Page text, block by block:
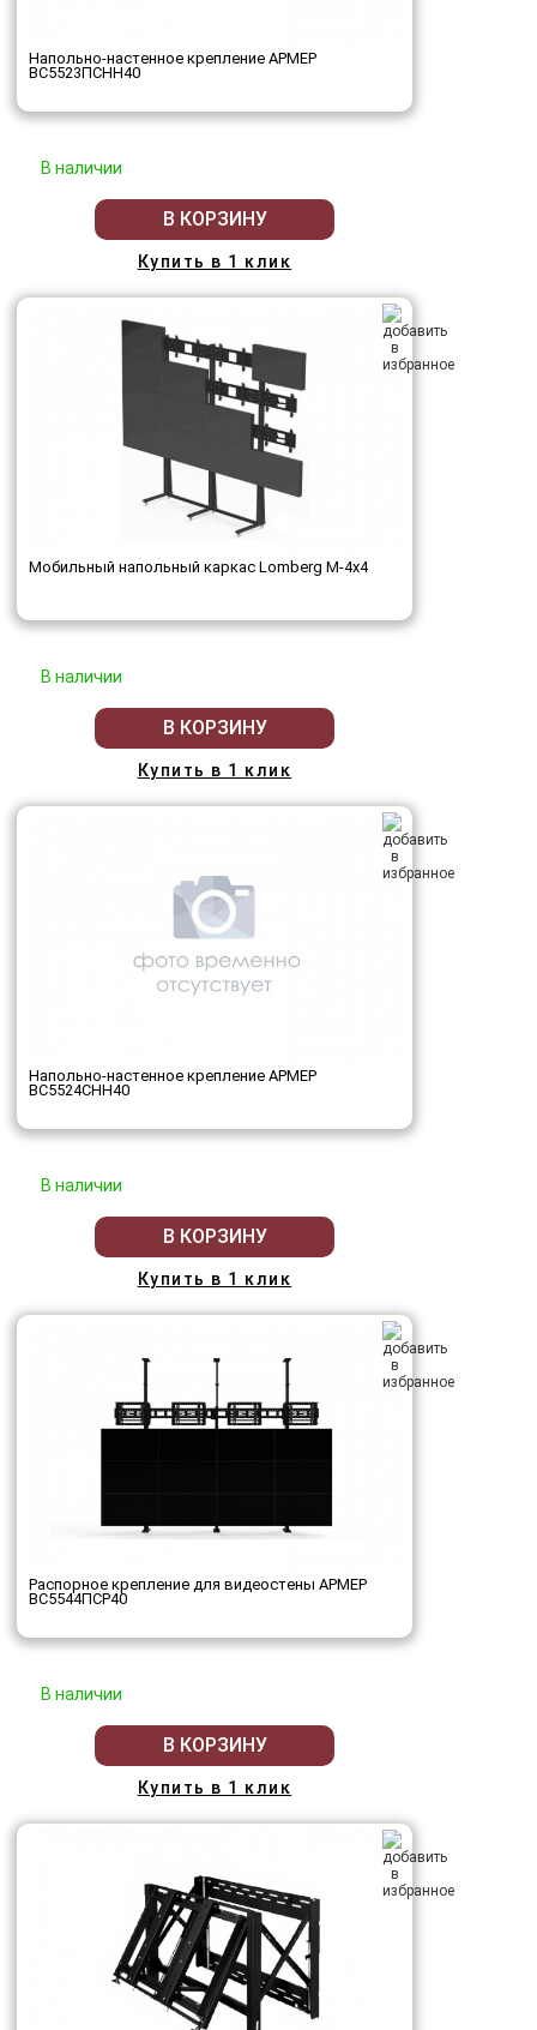
Напольно-настенное крепление АРМЕР
ВС5523ПСНН40
В наличии
В КОРЗИНУ
Купить в 1 клик
Мобильный напольный каркас Lomberg M-4х4
В наличии
В КОРЗИНУ
Купить в 1 клик
Напольно-настенное крепление АРМЕР
ВС5524СНН40
В наличии
В КОРЗИНУ
Купить в 1 клик
Распорное крепление для видеостены АРМЕР
ВС5544ПСР40
В наличии
В КОРЗИНУ
Купить в 1 клик